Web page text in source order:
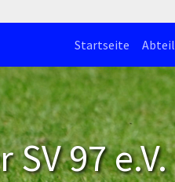
Startseite
SV 97 e.V.